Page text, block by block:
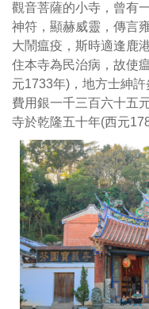
菩
薩
的
小
寺，
曾
有
一
位
來
自
嘉
義
的
州
觀音菩薩的小寺，曾有
神符，顯赫威靈，傳言
大鬧瘟疫，斯時適逢鹿
住本寺為民治病，故使
元1733年)，地方士紳
費用銀一千三百六十五
寺於乾隆五十年(西元